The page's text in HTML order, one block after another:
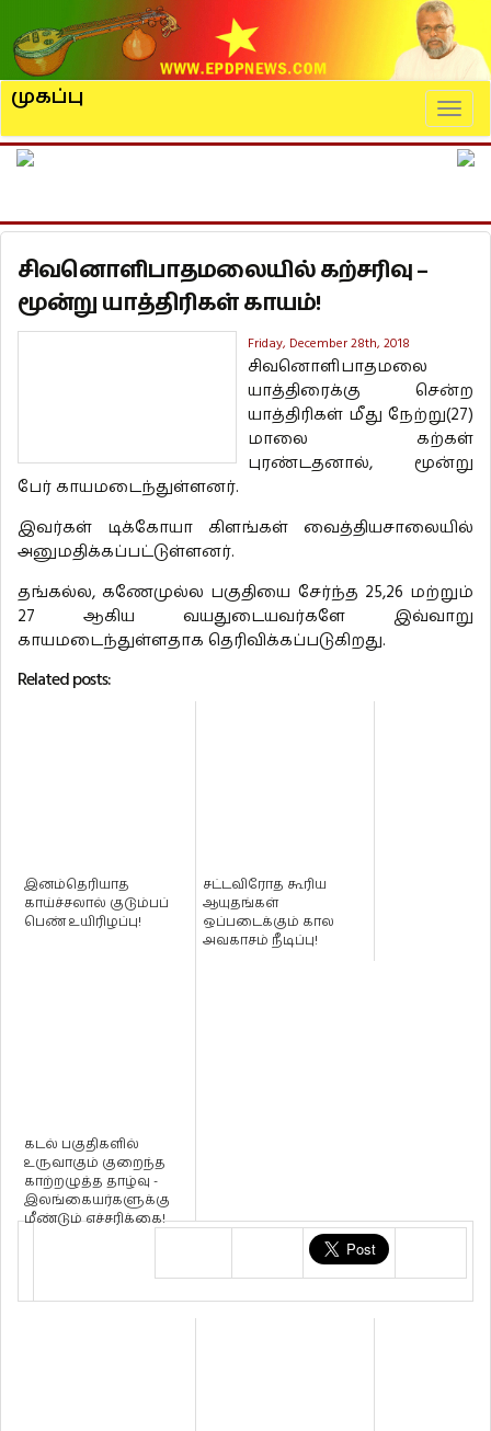
முகப்பு
சிவனொளிபாதமலையில் கற்சரிவு –
மூன்று யாத்திரிகள் காயம்!
Friday, December 28th, 2018
சிவனொளிபாதமலை
யாத்திரைக்கு சென்ற
யாத்திரிகள் மீது நேற்று(27)
மாலை கற்கள்
புரண்டதனால், மூன்று
பேர் காயமடைந்துள்ளனர்.
இவர்கள் டிக்கோயா கிளங்கள் வைத்தியசாலையில்
அனுமதிக்கப்பட்டுள்ளனர்.
தங்கல்ல, கணேமுல்ல பகுதியை சேர்ந்த 25,26 மற்றும்
27 ஆகிய வயதுடையவர்களே இவ்வாறு
காயமடைந்துள்ளதாக தெரிவிக்கப்படுகிறது.
Related posts:
இனம்தெரியாத
காய்ச்சலால் குடும்பப்
பெண் உயிரிழப்பு!
சட்டவிரோத கூரிய
ஆயுதங்கள்
ஒப்படைக்கும் கால
அவகாசம் நீடிப்பு!
கடல் பகுதிகளில்
உருவாகும் குறைந்த
காற்றழுத்த தாழ்வு -
இலங்கையர்களுக்கு
மீண்டும் எச்சரிக்கை!